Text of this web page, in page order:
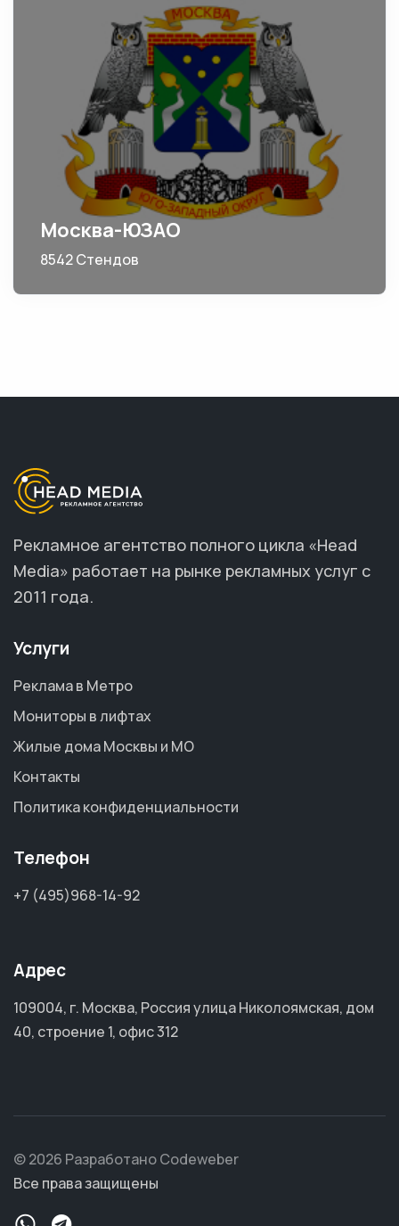
Москва-ЮЗАО
8542 Стендов
Рекламное агентство полного цикла «Head
Media» работает на рынке рекламных услуг с
2011 года.
Услуги
Реклама в Метро
Мониторы в лифтах
Жилые дома Москвы и МО
Контакты
Политика конфиденциальности
Телефон
+7 (495)968-14-92
Адрес
109004, г. Москва, Россия улица Николоямская, дом
40, строение 1, офис 312
© 2026 Разработано Codeweber
Все права защищены